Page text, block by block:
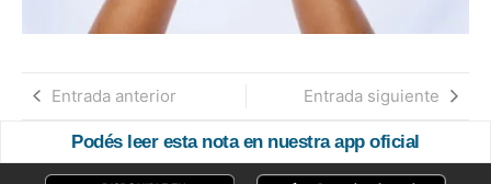
Entrada anterior Entrada siguiente
Podés leer esta nota en nuestra app oficial